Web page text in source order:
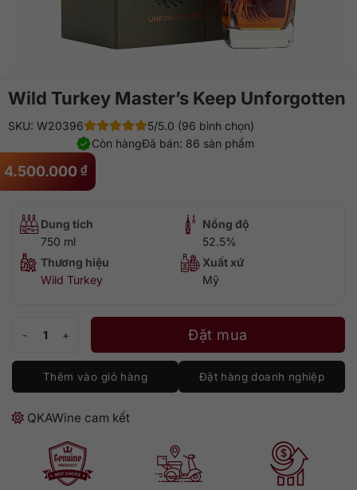
Wild Turkey Master’s Keep Unforgotten
4.500.000 ₫
SKU: W20396
5/5.0 (96 bình chọn)
Đã bán: 86 sản phẩm
Còn hàng
Dung tích
750 ml
Nồng độ
52.5%
Thương hiệu
Wild Turkey
Xuất xứ
Mỹ
Wild Turkey Master's Keep Unforgotten số lượng
Đặt mua
Thêm vào giỏ hàng Đặt hàng doanh nghiệp
QKAWine cam kết